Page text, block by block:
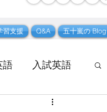
習支援 Q&A 五十嵐の Blog
語 入試英語
ャブラリー